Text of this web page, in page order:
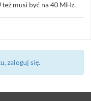
musi być na 40 MHz.
zaloguj się.